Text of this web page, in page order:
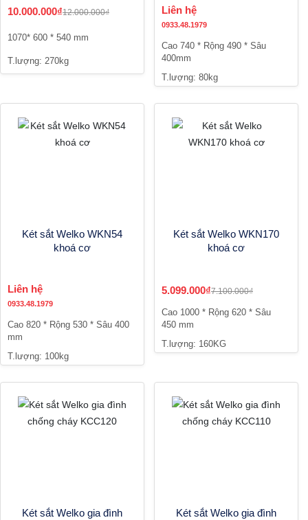
10.000.000₫12.000.000₫
1070* 600 * 540 mm
T.lượng: 270kg
Liên hệ
0933.48.1979
Cao 740 * Rộng 490 * Sâu
400mm
T.lượng: 80kg
Két sắt Welko WKN54
khoá cơ
Liên hệ
0933.48.1979
Cao 820 * Rộng 530 * Sâu 400
mm
T.lượng: 100kg
Két sắt Welko WKN170
khoá cơ
5.099.000₫7.100.000₫
Cao 1000 * Rộng 620 * Sâu
450 mm
T.lượng: 160KG
Két sắt Welko gia đình
Két sắt Welko gia đình